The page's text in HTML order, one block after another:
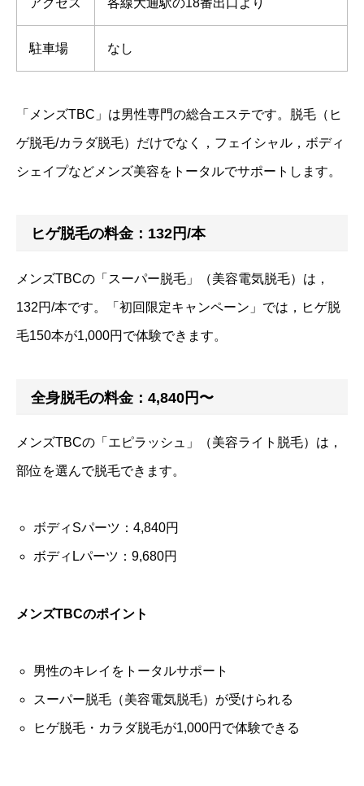
アクセス 各線大通駅の18番出口より
駐車場 なし
「メンズTBC」は男性専門の総合エステです。脱毛（ヒ
ゲ脱毛/カラダ脱毛）だけでなく，フェイシャル，ボディ
シェイプなどメンズ美容をトータルでサポートします。
ヒゲ脱毛の料金：132円/本
メンズTBCの「スーパー脱毛」（美容電気脱毛）は，
132円/本です。「初回限定キャンペーン」では，ヒゲ脱
毛150本が1,000円で体験できます。
全身脱毛の料金：4,840円〜
メンズTBCの「エピラッシュ」（美容ライト脱毛）は，
部位を選んで脱毛できます。
ボディSパーツ：4,840円
ボディLパーツ：9,680円
メンズTBCのポイント
男性のキレイをトータルサポート
スーパー脱毛（美容電気脱毛）が受けられる
ヒゲ脱毛・カラダ脱毛が1,000円で体験できる